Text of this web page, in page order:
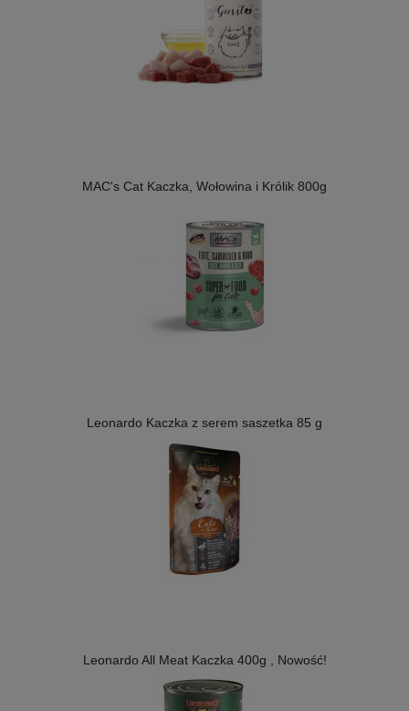
MAC's Cat Kaczka, Wołowina i Królik 800g
Leonardo Kaczka z serem saszetka 85 g
Leonardo All Meat Kaczka 400g , Nowość!